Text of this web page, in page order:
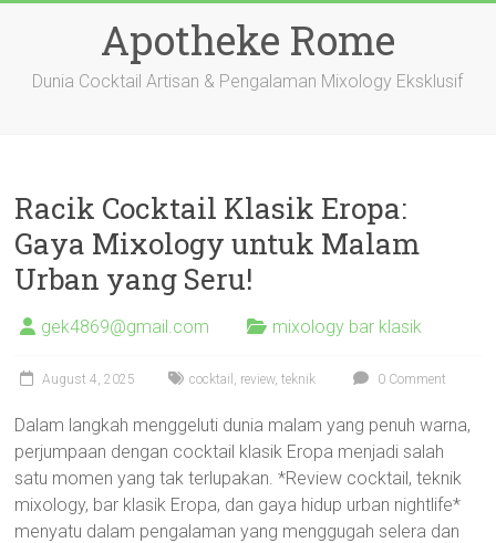
Apotheke Rome
Dunia Cocktail Artisan & Pengalaman Mixology Eksklusif
Racik Cocktail Klasik Eropa:
Gaya Mixology untuk Malam
Urban yang Seru!
gek4869@gmail.com mixology bar klasik
August 4, 2025 cocktail , review,teknik 0 Comment
Dalam langkah menggeluti dunia malam yang penuh warna,
perjumpaan dengan cocktail klasik Eropa menjadi salah
satu momen yang tak terlupakan. *Review cocktail, teknik
mixology, bar klasik Eropa, dan gaya hidup urban nightlife*
menyatu dalam pengalaman yang menggugah selera dan